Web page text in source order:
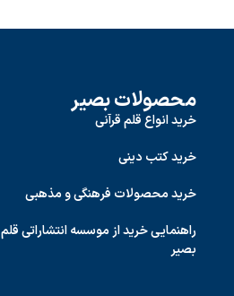
محصولات بصیر
خرید انواع قلم قرآنی
خرید کتب دینی
خرید محصولات فرهنگی و مذهبی
راهنمایی خرید از موسسه انتشاراتی قلم
بصیر